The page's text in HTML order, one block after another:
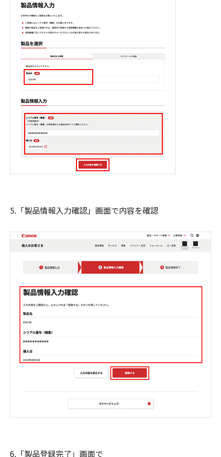
5.「製品情報入力確認」画面で内容を確認
6.「製品登録完了」画面で